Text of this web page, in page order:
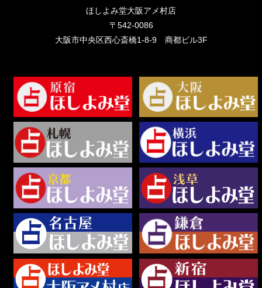
ほしよみ堂大阪アメ村店
〒542-0086
大阪市中央区西心斎橋1-8-9 商都ビル3F